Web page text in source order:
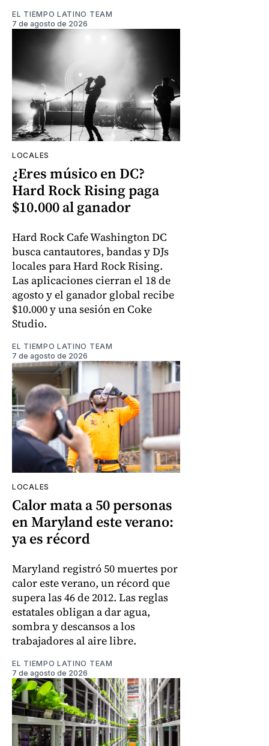
EL TIEMPO LATINO TEAM
7 de agosto de 2026
LOCALES
¿Eres músico en DC?
Hard Rock Rising paga
$10.000 al ganador
Hard Rock Cafe Washington DC
busca cantautores, bandas y DJs
locales para Hard Rock Rising.
Las aplicaciones cierran el 18 de
agosto y el ganador global recibe
$10.000 y una sesión en Coke
Studio.
EL TIEMPO LATINO TEAM
7 de agosto de 2026
LOCALES
Calor mata a 50 personas
en Maryland este verano:
ya es récord
Maryland registró 50 muertes por
calor este verano, un récord que
supera las 46 de 2012. Las reglas
estatales obligan a dar agua,
sombra y descansos a los
trabajadores al aire libre.
EL TIEMPO LATINO TEAM
7 de agosto de 2026